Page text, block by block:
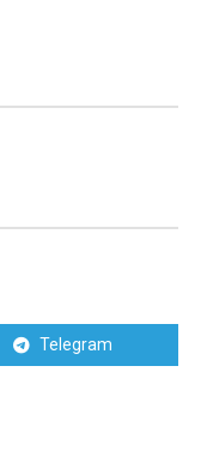
Telegram